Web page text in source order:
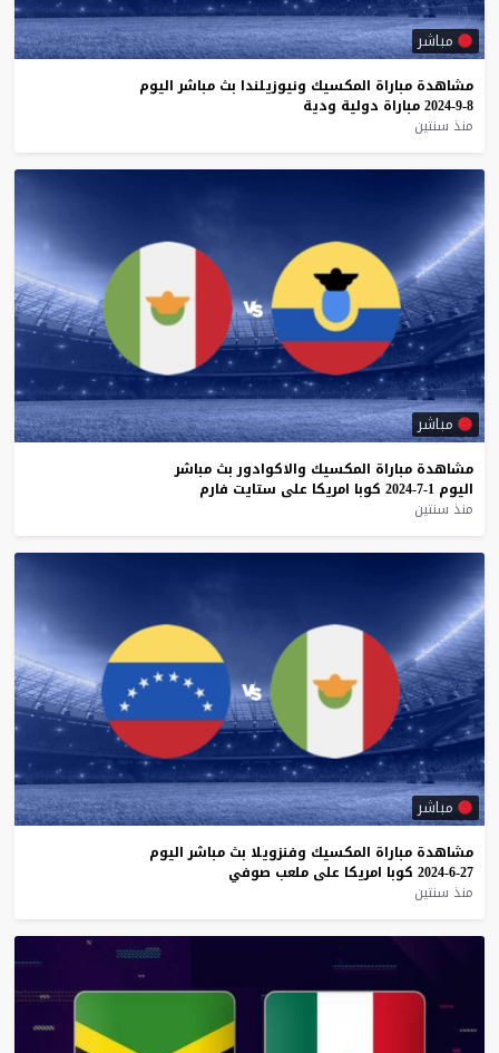
مباشر
مشاهدة مباراة المكسيك ونيوزيلندا بث مباشر اليوم
8-9-2024
مباراة دولية ودية
منذ سنتين
مباشر
مشاهدة مباراة المكسيك والاكوادور بث مباشر
اليوم 1-7-2024 كوبا امريكا على ستايت فارم
منذ سنتين
مباشر
مشاهدة مباراة المكسيك وفنزويلا بث مباشر اليوم
27-6-2024
كوبا امريكا على ملعب صوفي
منذ سنتين